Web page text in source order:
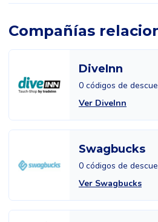
Compañías
DiveInn
0 códigos de
Ver DiveInn
Swagbucks
0 códigos de
Ver Swagbucks